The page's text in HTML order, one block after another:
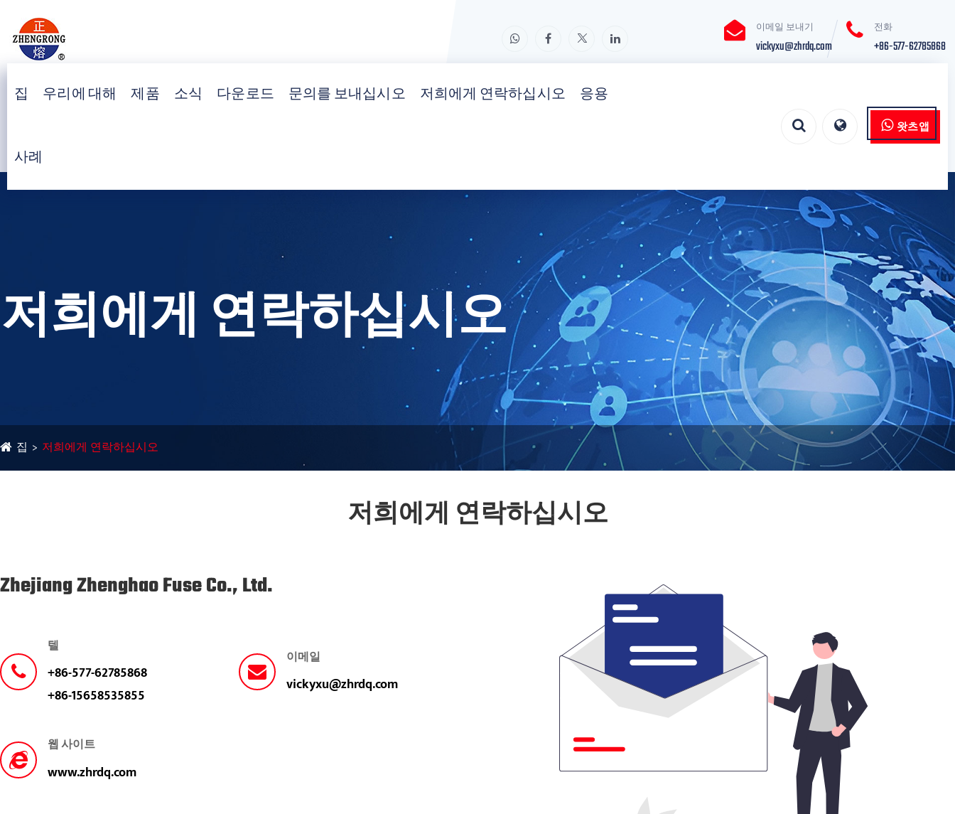
이메일 보내기
vickyxu@zhrdq.com
전화
+86-577-62785868
집 우리에 대해 제품 소식 다운로드 문의를 보내십시오 저희에게 연락하십시오 응용
사례
왓츠앱
저희에게 연락하십시오
집 저희에게 연락하십시오
저희에게 연락하십시오
Zhejiang Zhenghao Fuse Co., Ltd.
텔
+86-577-62785868
+86-15658535855
이메일
vickyxu@zhrdq.com
웹 사이트
www.zhrdq.com